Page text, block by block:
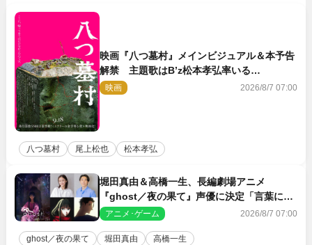
映画『八つ墓村』メインビジュアル＆本予告
解禁 主題歌はB’z松本孝弘率いる
TMG「DOOM」に決定
映画 2026/8/7 07:00
八つ墓村 尾上松也 松本孝弘
堀田真由＆高橋一生、長編劇場アニメ
『ghost／夜の果て』声優に決定「言葉には
できない沢山の感情を思い出しました」
アニメ･ゲーム 2026/8/7 07:00
ghost／夜の果て 堀田真由 高橋一生